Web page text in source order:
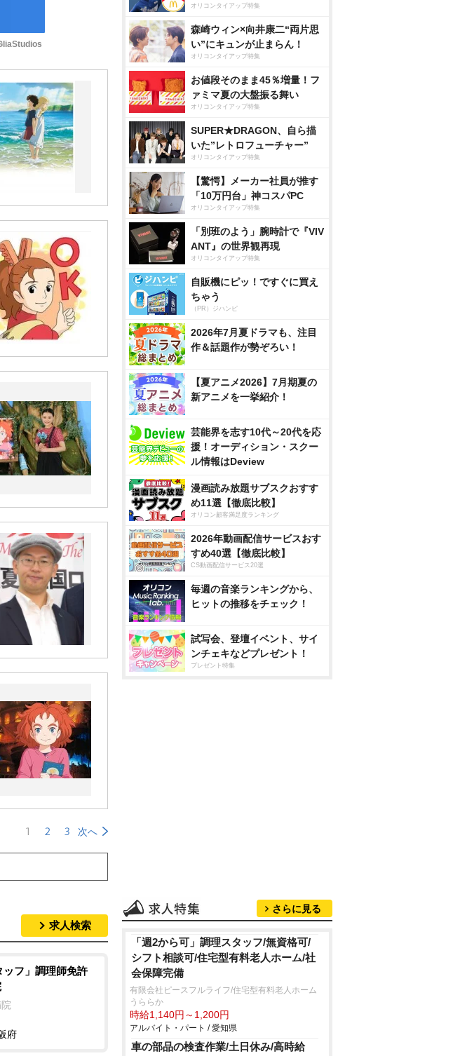
1 2 3 次へ
求人検索
ッフ」調理師免許
府
オリコンタイアップ特集
森崎ウィン×向井康二“両片思
い”にキュンが止まらん！
オリコンタイアップ特集
お値段そのまま45％増量！フ
ァミマ夏の大盤振る舞い
オリコンタイアップ特集
SUPER★DRAGON、自ら描
いた”レトロフューチャー”
オリコンタイアップ特集
【驚愕】メーカー社員が推す
「10万円台」神コスパPC
オリコンタイアップ特集
「別班のよう」腕時計で『VIV
ANT』の世界観再現
オリコンタイアップ特集
自販機にピッ！ですぐに買え
ちゃう
（PR）ジハンピ
2026年7月夏ドラマも、注目
作＆話題作が勢ぞろい！
【夏アニメ2026】7月期夏の
新アニメを一挙紹介！
芸能界を志す10代～20代を応
援！オーディション・スクー
ル情報はDeview
漫画読み放題サブスクおすす
め11選【徹底比較】
オリコン顧客満足度ランキング
2026年動画配信サービスおす
すめ40選【徹底比較】
CS動画配信サービス20選
毎週の音楽ランキングから、
ヒットの推移をチェック！
試写会、登壇イベント、サイ
ンチェキなどプレゼント！
プレゼント特集
さらに見る
「週2から可」調理スタッフ/無資格可/
シフト相談可/住宅型有料老人ホーム/社
会保障完備
有限会社ピースフルライフ/住宅型有料老人ホーム
うららか
時給1,140円～1,200円
アルバイト・パート / 愛知県
車の部品の検査作業/土日休み/高時給